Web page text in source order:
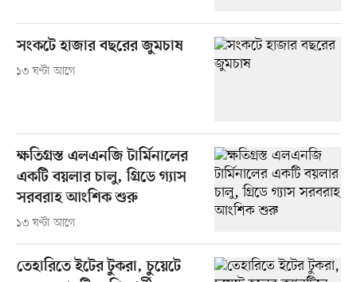
সংকটে হাজার বছরের জুমচাষ
১৩ ঘণ্টা আগে
ক্ষতিগ্রস্ত এলএনজি টার্মিনালের
একটি বয়লার চালু, গ্রিডে গ্যাস
সরবরাহ আংশিক শুরু
১৩ ঘণ্টা আগে
তেহারিতে ইটের টুকরা, চুয়েটে